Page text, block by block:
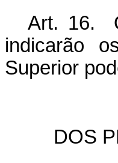
Art. 16.
indicarão
Superior
DOS